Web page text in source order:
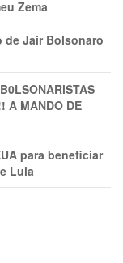
Zema
de Jair Bolsonaro
A MANDO DE
para beneficiar
Lula